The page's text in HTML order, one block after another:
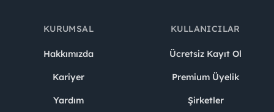
KURUMSAL
Hakkımızda
Kariyer
Yardım
KULLANICILAR
Ücretsiz Kayıt Ol
Premium Üyelik
Şirketler